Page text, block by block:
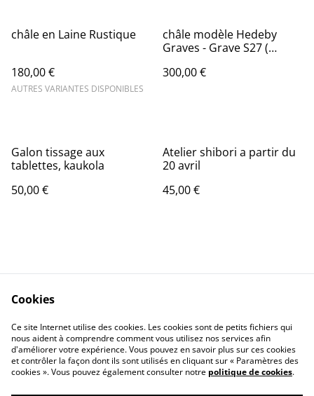
châle en Laine Rustique
180,00 €
AUTRES VARIANTES DISPONIBLES
châle modèle Hedeby
Graves - Grave S27 (
300,00 €
Galon tissage aux
tablettes, kaukola
50,00 €
Atelier shibori a partir du
20 avril
45,00 €
Contact Us
Legal Terms
Privacy Policy
Cookie Policy
Cookies
Ce site Internet utilise des cookies. Les cookies sont de petits fichiers qui
nous aident à comprendre comment vous utilisez nos services afin
d'améliorer votre expérience. Vous pouvez en savoir plus sur ces cookies
et contrôler la façon dont ils sont utilisés en cliquant sur « Paramètres des
cookies ». Vous pouvez également consulter notre politique de cookies.